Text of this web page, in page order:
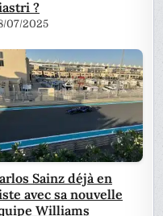
?
07/2025
Sainz déjà en
avec sa nouvelle
Williams